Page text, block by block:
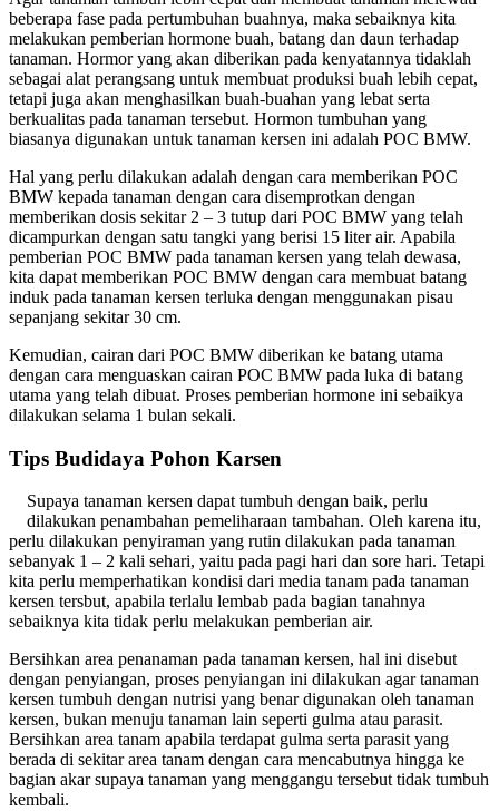
beberapa fase pada pertumbuhan buahnya, maka sebaiknya kita
melakukan pemberian hormone buah, batang dan daun terhadap
tanaman. Hormor yang akan diberikan pada kenyatannya tidaklah
sebagai alat perangsang untuk membuat produksi buah lebih cepat,
tetapi juga akan menghasilkan buah-buahan yang lebat serta
berkualitas pada tanaman tersebut. Hormon tumbuhan yang
biasanya digunakan untuk tanaman kersen ini adalah POC BMW.
Hal yang perlu dilakukan adalah dengan cara memberikan POC
BMW kepada tanaman dengan cara disemprotkan dengan
memberikan dosis sekitar 2 – 3 tutup dari POC BMW yang telah
dicampurkan dengan satu tangki yang berisi 15 liter air. Apabila
pemberian POC BMW pada tanaman kersen yang telah dewasa,
kita dapat memberikan POC BMW dengan cara membuat batang
induk pada tanaman kersen terluka dengan menggunakan pisau
sepanjang sekitar 30 cm.
Kemudian, cairan dari POC BMW diberikan ke batang utama
dengan cara menguaskan cairan POC BMW pada luka di batang
utama yang telah dibuat. Proses pemberian hormone ini sebaikya
dilakukan selama 1 bulan sekali.
Tips Budidaya Pohon Karsen
Supaya tanaman kersen dapat tumbuh dengan baik, perlu
dilakukan penambahan pemeliharaan tambahan. Oleh karena itu,
perlu dilakukan penyiraman yang rutin dilakukan pada tanaman
sebanyak 1 – 2 kali sehari, yaitu pada pagi hari dan sore hari. Tetapi
kita perlu memperhatikan kondisi dari media tanam pada tanaman
kersen tersbut, apabila terlalu lembab pada bagian tanahnya
sebaiknya kita tidak perlu melakukan pemberian air.
Bersihkan area penanaman pada tanaman kersen, hal ini disebut
dengan penyiangan, proses penyiangan ini dilakukan agar tanaman
kersen tumbuh dengan nutrisi yang benar digunakan oleh tanaman
kersen, bukan menuju tanaman lain seperti gulma atau parasit.
Bersihkan area tanam apabila terdapat gulma serta parasit yang
berada di sekitar area tanam dengan cara mencabutnya hingga ke
bagian akar supaya tanaman yang menggangu tersebut tidak tumbuh
kembali.